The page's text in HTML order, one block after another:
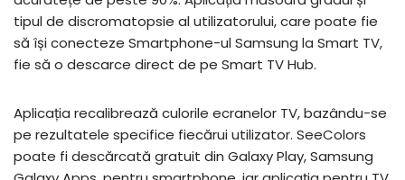
tipul de discromatopsie al utilizatorului, care poate fie
să își conecteze Smartphone-ul Samsung la Smart TV,
fie să o descarce direct de pe Smart TV Hub.
Aplicația recalibrează culorile ecranelor TV, bazându-se
pe rezultatele specifice fiecărui utilizator. SeeColors
poate fi descărcată gratuit din Galaxy Play, Samsung